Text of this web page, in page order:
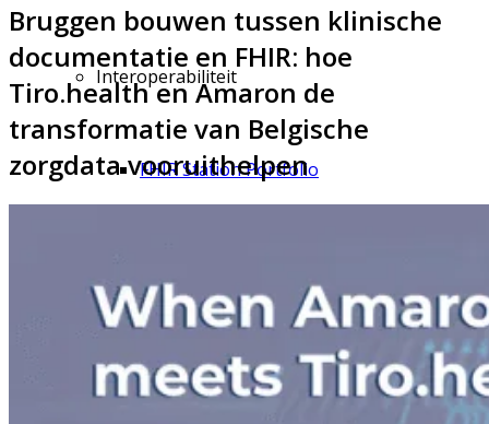
Interoperabiliteit
FHIR Station Portfolio
Amaron Connect EAI platform
Bruggen bouwen tussen klinische
documentatie en FHIR: hoe
Tiro.health en Amaron de
transformatie van Belgische
zorgdata vooruithelpen